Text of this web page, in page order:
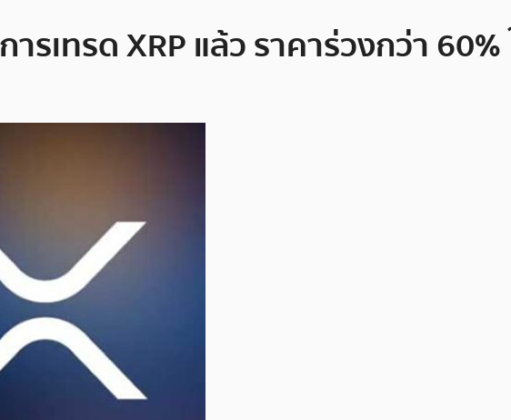
รเทรด XRP แล้ว ราคาร่วงกว่า